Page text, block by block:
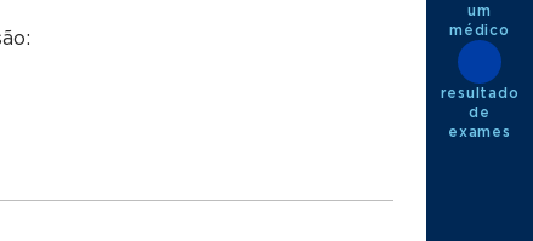
um
médico
resultado
de
exames